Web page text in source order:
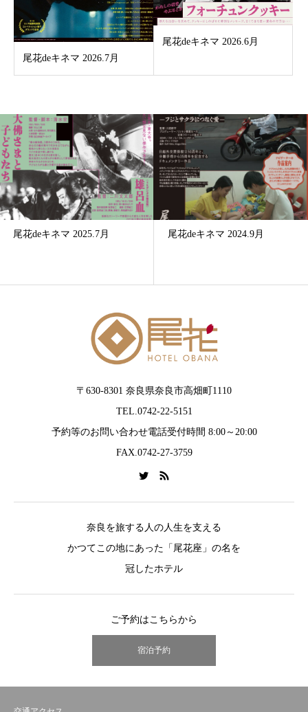
尾花deキネマ 2026.7月
尾花deキネマ 2026.6月
尾花deキネマ 2025.7月 尾花deキネマ 2024.9月
〒630-8301 奈良県奈良市高畑町1110
TEL.0742-22-5151
予約等のお問い合わせ電話受付時間 8:00～20:00
FAX.0742-27-3759
奈良を旅する人の人生を支える
かつてこの地にあった「尾花座」の名を
冠したホテル
ご予約はこちらから
宿泊予約